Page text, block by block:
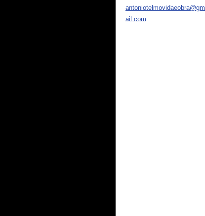
antoniotelmovidaeobra@gm
ail.com